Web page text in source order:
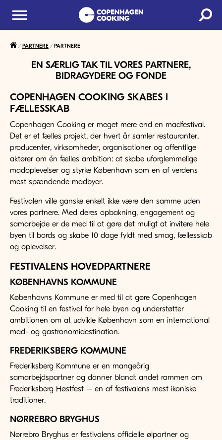
PARTNERE PARTNERE
EN SÆRLIG TAK TIL VORES PARTNERE,
BIDRAGYDERE OG FONDE
COPENHAGEN COOKING SKABES I
FÆLLESSKAB
Copenhagen Cooking er meget mere end en madfestival.
Det er et fælles projekt, der hvert år samler restauranter,
producenter, virksomheder, organisationer og offentlige
aktører om én fælles ambition: at skabe uforglemmelige
madoplevelser og styrke København som en af verdens
mest spændende madbyer.
Festivalen ville ganske enkelt ikke være den samme uden
vores partnere. Med deres opbakning, engagement og
samarbejde er de med til at gøre det muligt at invitere hele
byen til bords og skabe 10 dage fyldt med smag, fællesskab
og oplevelser.
FESTIVALENS HOVEDPARTNERE
KØBENHAVNS KOMMUNE
Københavns Kommune er med til at gøre Copenhagen
Cooking til en festival for hele byen og understøtter
ambitionen om at udvikle København som en international
mad- og gastronomidestination.
FREDERIKSBERG KOMMUNE
Frederiksberg Kommune er en mangeårig
samarbejdspartner og danner blandt andet rammen om
Frederiksberg Høstfest – en af festivalens mest ikoniske
traditioner.
NØRREBRO BRYGHUS
Nørrebro Bryghus er festivalens officielle ølpartner og